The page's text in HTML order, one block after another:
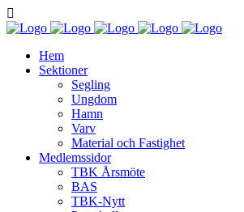
Hem
Sektioner
Segling
Ungdom
Hamn
Varv
Material och Fastighet
Medlemssidor
TBK Årsmöte
BAS
TBK-Nytt